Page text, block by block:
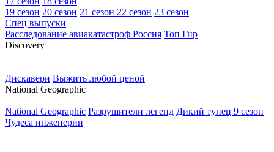
19 сезон 20 сезон 21 сезон 22 сезон 23 сезон
Спец выпуски
Расследование авиакатастроф Россия Топ Гир
Discovery
Дискавери Выжить любой ценой
National Geographic
National Geographic Разрушители легенд Дикий тунец 9 сезон
Чудеса инженерии